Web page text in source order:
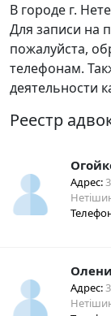
В городе г.
Для записи на
пожалуйста,
телефонам.
деятельности
Реестр
Адрес:
Адрес: